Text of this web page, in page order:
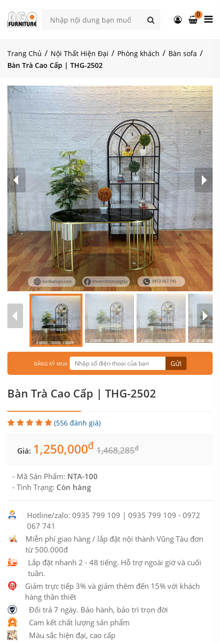
0
Trang Chủ Nội Thất Hiện Đại Phòng khách
Bàn sofa
Bàn Trà Cao Cấp | THG-2502
ĐĂNG KÝ MUA Gửi
Bàn Trà Cao Cấp | THG-2502
(556 đánh giá)
Giá: 1,250,000đ 1,468,285đ
- Mã Sản Phẩm: NTA-100
- Tình Trạng: Còn hàng
Hotline/zalo: 0935 799 109 | 0935 799 109 - 0972
067 741
Miễn phí giao hàng / lắp đặt nội thành Vũng Tàu đơn
từ 500.000đ
Lắp đặt nhanh 2 - 48 tiếng. Hỗ trợ ngoài giờ và cuối
tuần.
Giảm trực tiếp 3% và giảm thêm đến 15% với khách
hàng thân thiết
Đổi trả 7 ngày. Bảo hành, bảo trì trọn đời
Cam kết chất lượng sản phẩm
Màu sắc hiện đại, cao cấp